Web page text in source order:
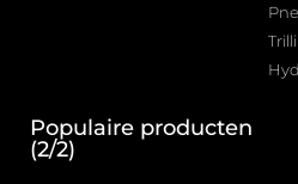
Populaire producten
(2/2)